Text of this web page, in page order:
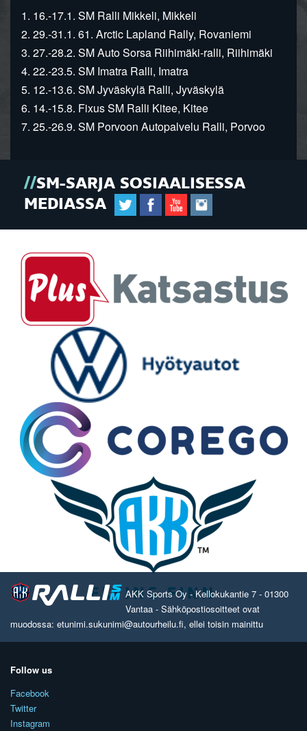
1. 16.-17.1. SM Ralli Mikkeli, Mikkeli
2. 29.-31.1. 61. Arctic Lapland Rally, Rovaniemi
3. 27.-28.2. SM Auto Sorsa Riihimäki-ralli, Riihimäki
4. 22.-23.5. SM Imatra Ralli, Imatra
5. 12.-13.6. SM Jyväskylä Ralli, Jyväskylä
6. 14.-15.8. Fixus SM Ralli Kitee, Kitee
7. 25.-26.9. SM Porvoon Autopalvelu Ralli, Porvoo
SM-SARJA SOSIAALISESSA
MEDIASSA
AKK Sports Oy - Kellokukantie 7 - 01300
Vantaa - Sähköpostiosoitteet ovat
muodossa: etunimi.sukunimi@autourheilu.fi, ellei toisin mainittu
Follow us
Facebook
Twitter
Instagram